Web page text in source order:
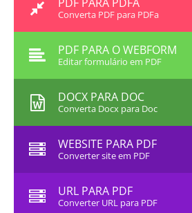
Converta PDF para PDFa
PDF PARA O WEBFORM
Editar formulário em PDF
DOCX PARA DOC
Converta Docx para Doc
WEBSITE PARA PDF
Converter site em PDF
URL PARA PDF
Converter URL para PDF